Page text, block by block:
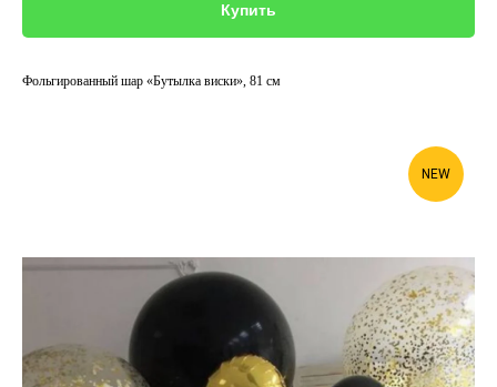
Купить
Фольгированный шар «Бутылка виски», 81 см
NEW